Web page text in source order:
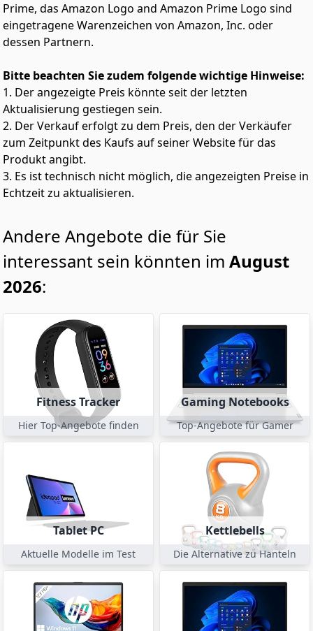
Prime, das Amazon Logo and Amazon Prime Logo sind
eingetragene Warenzeichen von Amazon, Inc. oder
dessen Partnern.
Bitte beachten Sie zudem folgende wichtige Hinweise:
1. Der angezeigte Preis könnte seit der letzten
Aktualisierung gestiegen sein.
2. Der Verkauf erfolgt zu dem Preis, den der Verkäufer
zum Zeitpunkt des Kaufs auf seiner Website für das
Produkt angibt.
3. Es ist technisch nicht möglich, die angezeigten Preise in
Echtzeit zu aktualisieren.
Andere Angebote die für Sie
interessant sein könnten im August
2026:
Fitness Tracker
Hier Top-Angebote finden
Gaming Notebooks
Top-Angebote für Gamer
Tablet PC
Aktuelle Modelle im Test
Kettlebells
Die Alternative zu Hanteln